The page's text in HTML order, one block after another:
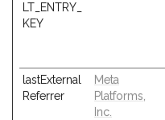
LT_ENTRY_
KEY
lastExternal
Referrer
Meta
Platforms,
Inc.